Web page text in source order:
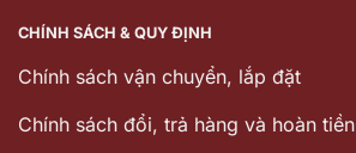
CHÍNH SÁCH & QUY ĐỊNH
Chính sách vận chuyển, lắp đặt
Chính sách đổi, trả hàng và hoàn tiền